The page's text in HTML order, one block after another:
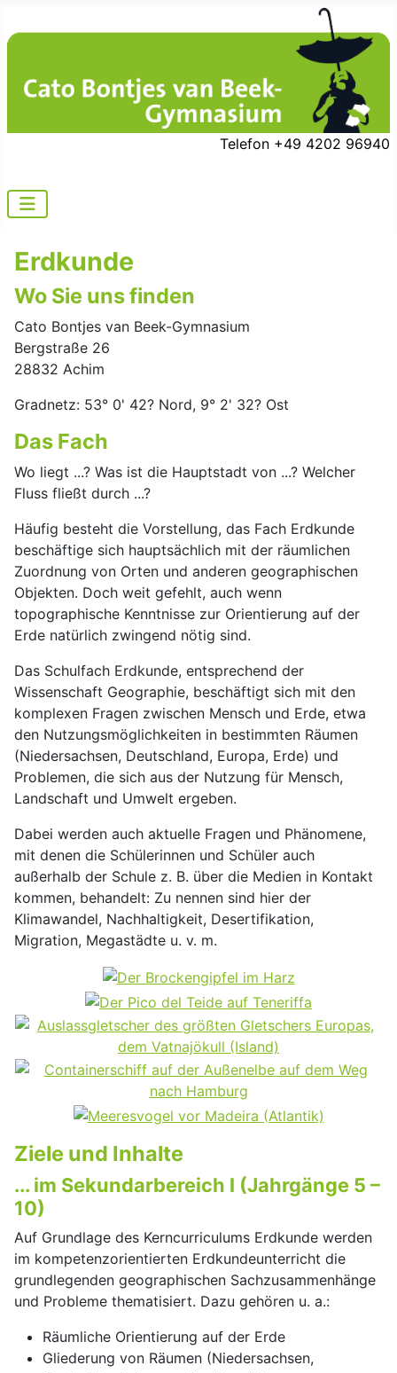
Telefon +49 4202 96940
Erdkunde
Wo Sie uns finden
Cato Bontjes van Beek-Gymnasium
Bergstraße 26
28832 Achim
Gradnetz: 53° 0' 42? Nord, 9° 2' 32? Ost
Das Fach
Wo liegt ...? Was ist die Hauptstadt von ...? Welcher
Fluss fließt durch ...?
Häufig besteht die Vorstellung, das Fach Erdkunde
beschäftige sich hauptsächlich mit der räumlichen
Zuordnung von Orten und anderen geographischen
Objekten. Doch weit gefehlt, auch wenn
topographische Kenntnisse zur Orientierung auf der
Erde natürlich zwingend nötig sind.
Das Schulfach Erdkunde, entsprechend der
Wissenschaft Geographie, beschäftigt sich mit den
komplexen Fragen zwischen Mensch und Erde, etwa
den Nutzungsmöglichkeiten in bestimmten Räumen
(Niedersachsen, Deutschland, Europa, Erde) und
Problemen, die sich aus der Nutzung für Mensch,
Landschaft und Umwelt ergeben.
Dabei werden auch aktuelle Fragen und Phänomene,
mit denen die Schülerinnen und Schüler auch
außerhalb der Schule z. B. über die Medien in Kontakt
kommen, behandelt: Zu nennen sind hier der
Klimawandel, Nachhaltigkeit, Desertifikation,
Migration, Megastädte u. v. m.
Ziele und Inhalte
... im Sekundarbereich I (Jahrgänge 5 –
10)
Auf Grundlage des Kerncurriculums Erdkunde werden
im kompetenzorientierten Erdkundeunterricht die
grundlegenden geographischen Sachzusammenhänge
und Probleme thematisiert. Dazu gehören u. a.:
Räumliche Orientierung auf der Erde
Gliederung von Räumen (Niedersachsen,